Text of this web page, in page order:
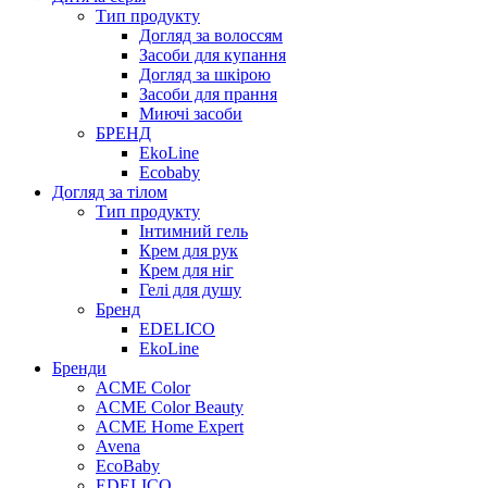
Тип продукту
Догляд за волоссям
Засоби для купання
Догляд за шкірою
Засоби для прання
Миючі засоби
БРЕНД
EkoLine
Ecobaby
Догляд за тілом
Тип продукту
Інтимний гель
Крем для рук
Крем для ніг
Гелі для душу
Бренд
EDELICO
EkoLine
Бренди
ACME Color
ACME Color Beauty
ACME Home Expert
Avena
EcoBaby